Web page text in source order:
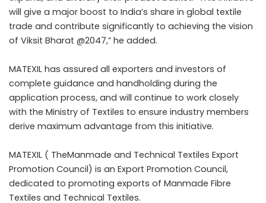
will give a major boost to India’s share in global textile
trade and contribute significantly to achieving the vision
of Viksit Bharat @2047,” he added.
MATEXIL has assured all exporters and investors of
complete guidance and handholding during the
application process, and will continue to work closely
with the Ministry of Textiles to ensure industry members
derive maximum advantage from this initiative.
MATEXIL ( TheManmade and Technical Textiles Export
Promotion Council) is an Export Promotion Council,
dedicated to promoting exports of Manmade Fibre
Textiles and Technical Textiles.